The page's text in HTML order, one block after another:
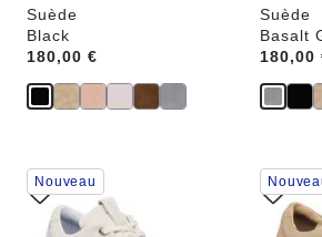
Suède
Black
Price:
180,00 €
Suède
Basalt
Price:
180,00
Cliquer
sur
les
échantillons
Nouveau
Cliquer
sur
les